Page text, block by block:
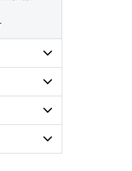
Undersidor
för
Radar
och
satellit
Undersidor
för
Väder
till
havs
Undersidor
för